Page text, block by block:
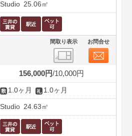
Studio 25.06㎡
間取り表示 お問合せ
156,000円 10,000円
1.0ヶ月 1.0ヶ月
Studio 24.63㎡